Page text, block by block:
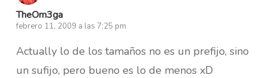
TheOm3ga
febrero 11, 2009 a las 7:25 pm
Actually lo de los tamaños no es un prefijo, sino
un sufijo, pero bueno es lo de menos xD